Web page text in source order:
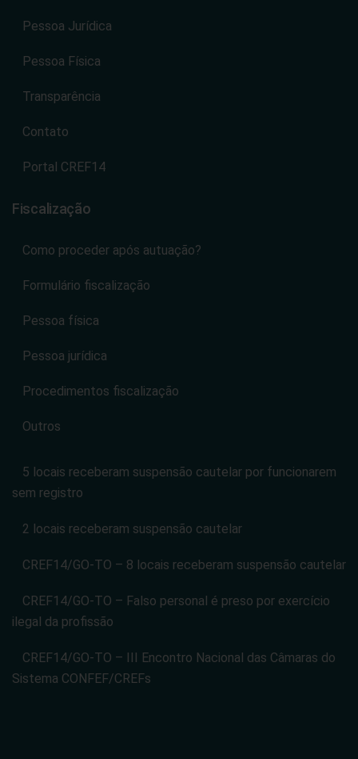
Pessoa Jurídica
Pessoa Física
Transparência
Contato
Portal CREF14
Fiscalização
Como proceder após autuação?
Formulário fiscalização
Pessoa física
Pessoa jurídica
Procedimentos fiscalização
Outros
5 locais receberam suspensão cautelar por funcionarem
sem registro
2 locais receberam suspensão cautelar
CREF14/GO-TO – 8 locais receberam suspensão cautelar
CREF14/GO-TO – Falso personal é preso por exercício
ilegal da profissão
CREF14/GO-TO – III Encontro Nacional das Câmaras do
Sistema CONFEF/CREFs